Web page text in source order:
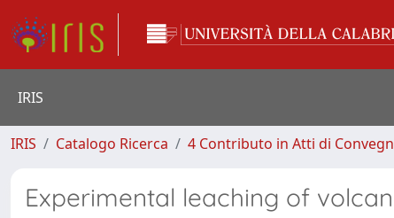
IRIS
IRIS Catalogo Ricerca 4 Contributo in Atti di
Experimental leaching of